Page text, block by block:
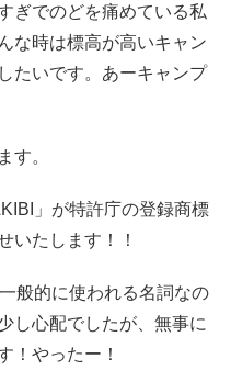
ぎでのどを痛めている私
な時は標高が高いキャン
たいです。あーキャンプ
す。
」が特許庁の登録商標
いたします！！
般的に使われる名詞なの
し心配でしたが、無事に
！やったー！